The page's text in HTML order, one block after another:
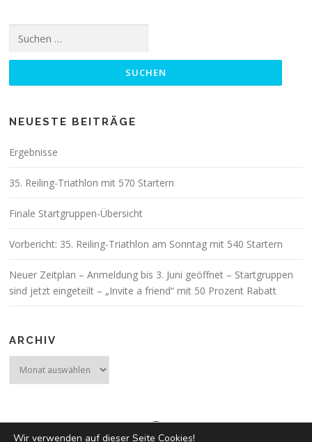
nach:
NEUESTE BEITRÄGE
Ergebnisse
35. Reiling-Triathlon mit 570 Startern
Finale Startgruppen-Übersicht
Vorbericht: 35. Reiling-Triathlon am Sonntag mit 540 Startern
Neuer Zeitplan – Anmeldung bis 3. Juni geöffnet – Startgruppen
sind jetzt eingeteilt – „Invite a friend“ mit 50 Prozent Rabatt
ARCHIV
Wir verwenden auf dieser Seite Cookies!